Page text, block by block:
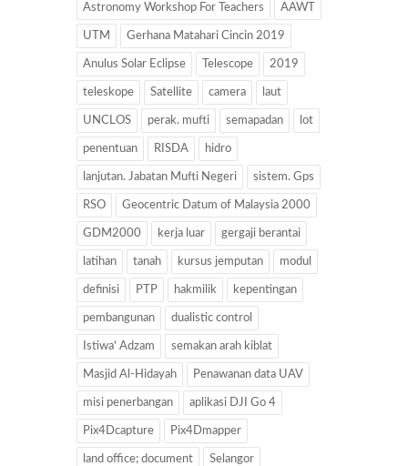
Astronomy Workshop For Teachers AAWT
UTM Gerhana Matahari Cincin 2019
Anulus Solar Eclipse Telescope 2019
teleskope Satellite camera laut
UNCLOS perak. mufti semapadan lot
penentuan RISDA hidro
lanjutan. Jabatan Mufti Negeri sistem. Gps
RSO Geocentric Datum of Malaysia 2000
GDM2000 kerja luar gergaji berantai
latihan tanah kursus jemputan modul
definisi PTP hakmilik kepentingan
pembangunan dualistic control
Istiwa' Adzam semakan arah kiblat
Masjid Al-Hidayah Penawanan data UAV
misi penerbangan aplikasi DJI Go 4
Pix4Dcapture Pix4Dmapper
land office; document Selangor